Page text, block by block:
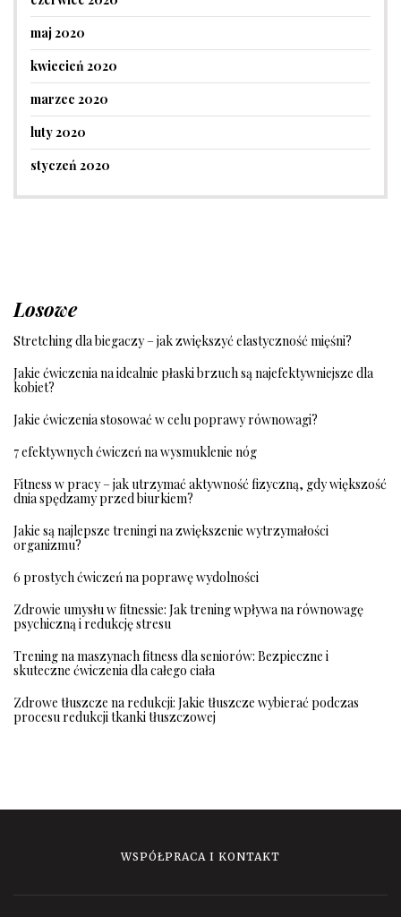
maj 2020
kwiecień 2020
marzec 2020
luty 2020
styczeń 2020
Losowe
Stretching dla biegaczy – jak zwiększyć elastyczność mięśni?
Jakie ćwiczenia na idealnie płaski brzuch są najefektywniejsze dla
kobiet?
Jakie ćwiczenia stosować w celu poprawy równowagi?
7 efektywnych ćwiczeń na wysmuklenie nóg
Fitness w pracy – jak utrzymać aktywność fizyczną, gdy większość
dnia spędzamy przed biurkiem?
Jakie są najlepsze treningi na zwiększenie wytrzymałości
organizmu?
6 prostych ćwiczeń na poprawę wydolności
Zdrowie umysłu w fitnessie: Jak trening wpływa na równowagę
psychiczną i redukcję stresu
Trening na maszynach fitness dla seniorów: Bezpieczne i
skuteczne ćwiczenia dla całego ciała
Zdrowe tłuszcze na redukcji: Jakie tłuszcze wybierać podczas
procesu redukcji tkanki tłuszczowej
WSPÓŁPRACA I KONTAKT